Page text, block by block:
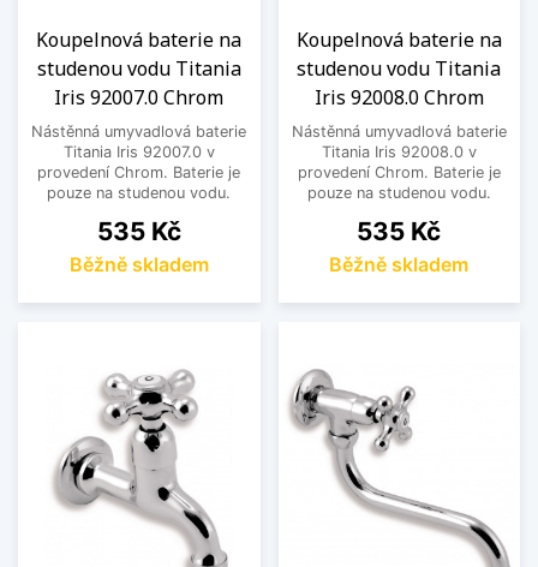
Koupelnová baterie na
studenou vodu Titania
Iris 92007.0 Chrom
Nástěnná umyvadlová baterie
Titania Iris 92007.0 v
provedení Chrom. Baterie je
pouze na studenou vodu.
Cena
535 Kč
Běžně skladem
Koupelnová baterie na
studenou vodu Titania
Iris 92008.0 Chrom
Nástěnná umyvadlová baterie
Titania Iris 92008.0 v
provedení Chrom. Baterie je
pouze na studenou vodu.
Cena
535 Kč
Běžně skladem